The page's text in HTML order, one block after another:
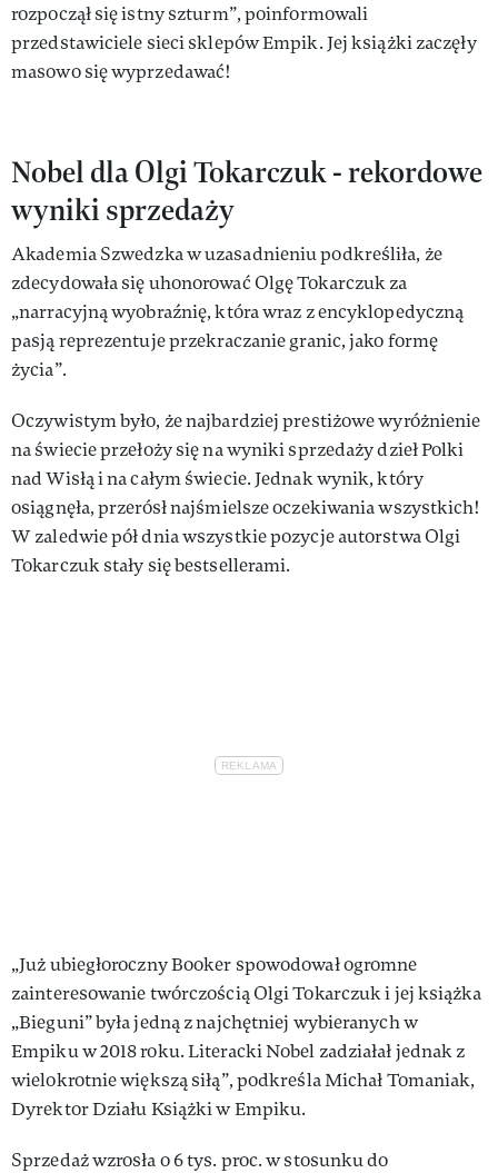
rozpoczął się istny szturm”, poinformowali
przedstawiciele sieci sklepów Empik. Jej książki zaczęły
masowo się wyprzedawać!
Nobel dla Olgi Tokarczuk - rekordowe
wyniki sprzedaży
Akademia Szwedzka w uzasadnieniu podkreśliła, że
zdecydowała się uhonorować Olgę Tokarczuk za
„narracyjną wyobraźnię, która wraz z encyklopedyczną
pasją reprezentuje przekraczanie granic, jako formę
życia”.
Oczywistym było, że najbardziej prestiżowe wyróżnienie
na świecie przełoży się na wyniki sprzedaży dzieł Polki
nad Wisłą i na całym świecie. Jednak wynik, który
osiągnęła, przerósł najśmielsze oczekiwania wszystkich!
W zaledwie pół dnia wszystkie pozycje autorstwa Olgi
Tokarczuk stały się bestsellerami.
„Już ubiegłoroczny Booker spowodował ogromne
zainteresowanie twórczością Olgi Tokarczuk i jej książka
„Bieguni” była jedną z najchętniej wybieranych w
Empiku w 2018 roku. Literacki Nobel zadziałał jednak z
wielokrotnie większą siłą”, podkreśla Michał Tomaniak,
Dyrektor Działu Książki w Empiku.
Sprzedaż wzrosła o 6 tys. proc. w stosunku do